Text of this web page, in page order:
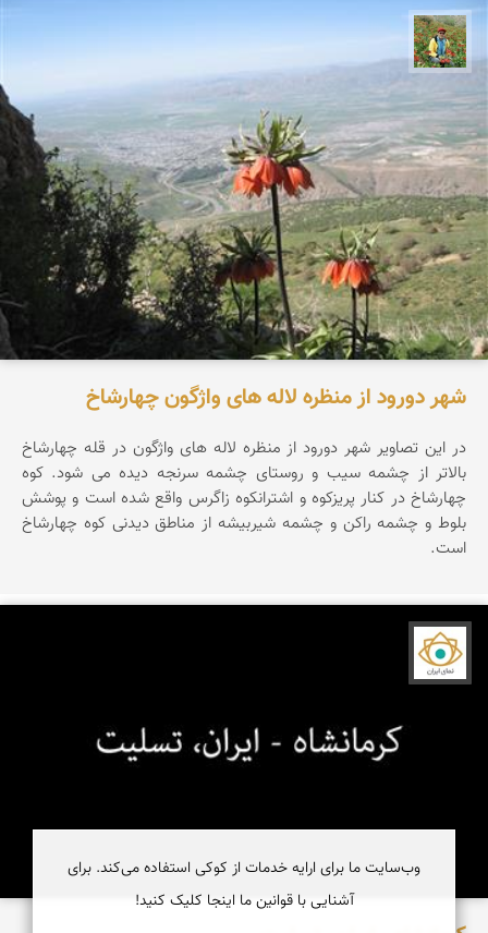
شهر دورود از منظره لاله های واژگون چهارشاخ
در این تصاویر شهر دورود از منظره لاله های واژگون در قله چهارشاخ
بالاتر از چشمه سیب و روستای چشمه سرنجه دیده می شود. کوه
چهارشاخ در کنار پریزکوه و اشترانکوه زاگرس واقع شده است و پوشش
بلوط و چشمه راکن و چشمه شیربیشه از مناطق دیدنی کوه چهارشاخ
است.
وب‌سایت ما برای ارایه خدمات از کوکی استفاده می‌کند. برای
آشنایی با قوانین ما اینجا کلیک کنید!